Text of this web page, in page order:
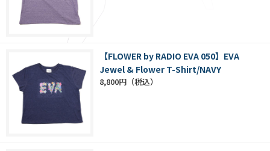
【FLOWER by RADIO EVA 050】EVA
Jewel & Flower T-Shirt/NAVY
8,800円